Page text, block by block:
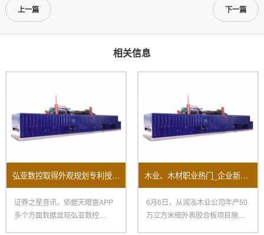
上一篇 下一篇
相关信息
弘亚数控取得外观规划专利授权：“数控四边锯”
证券之星音讯，依据天眼查APP
多个方面数据显现弘亚数控
木业、木材职业热门_企业新闻-木业网
6月6日，从润泓木业公司年产50
万立方米细外表胶合板项目施工